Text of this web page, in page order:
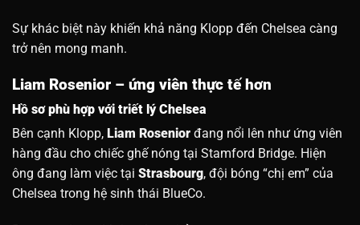
Sự khác biệt này khiến khả năng Klopp đến Chelsea càng
trở nên mong manh.
Liam Rosenior – ứng viên thực tế hơn
Hồ sơ phù hợp với triết lý Chelsea
Bên cạnh Klopp, Liam Rosenior đang nổi lên như ứng viên
hàng đầu cho chiếc ghế nóng tại Stamford Bridge. Hiện
ông đang làm việc tại Strasbourg, đội bóng “chị em” của
Chelsea trong hệ sinh thái BlueCo.